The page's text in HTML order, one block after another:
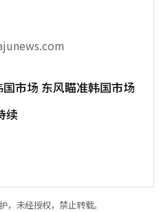
市场 东风瞄准韩国市场
续
，未经授权，禁止转载。